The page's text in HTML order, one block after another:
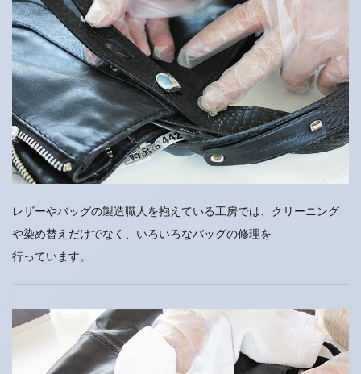
レザーやバッグの製造職人を抱えている工房では、クリーニング
や染め替えだけでなく、いろいろなバッグの修理を
行っています。